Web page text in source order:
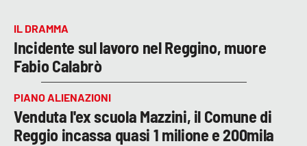
LACAPITALENEWS.IT
ANDROID
APPLE
IL DRAMMA
Incidente sul lavoro nel Reggino, muore
Fabio Calabrò
PIANO ALIENAZIONI
Venduta l'ex scuola Mazzini, il Comune di
Reggio incassa quasi 1 milione e 200mila